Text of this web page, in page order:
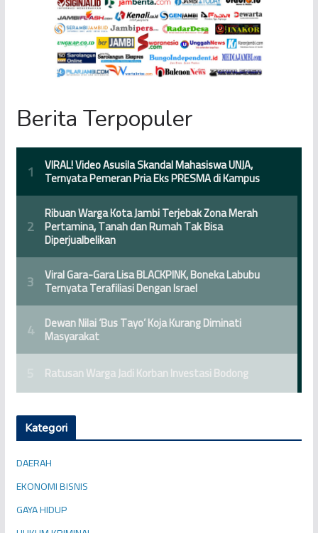
Berita Terpopuler
Kategori
DAERAH
EKONOMI BISNIS
GAYA HIDUP